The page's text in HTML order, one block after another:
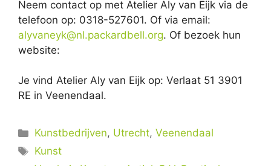
Neem contact op met Atelier Aly van Eijk via de
telefoon op: 0318-527601. Of via email:
alyvaneyk@nl.packardbell.org. Of bezoek hun
website:
Je vind Atelier Aly van Eijk op: Verlaat 51 3901
RE in Veenendaal.
Categorieën
Kunstbedrijven, Utrecht,Veenendaal
Tags
Kunst